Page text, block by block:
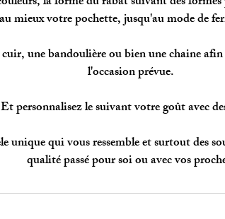
au mieux votre pochette, jusqu'au mode de
une bandoulière ou bien une chaine
l'occasion prévue.
Et personnalisez le suivant votre goût avec
unique qui vous ressemble et surtout des
qualité passé pour soi ou avec vos